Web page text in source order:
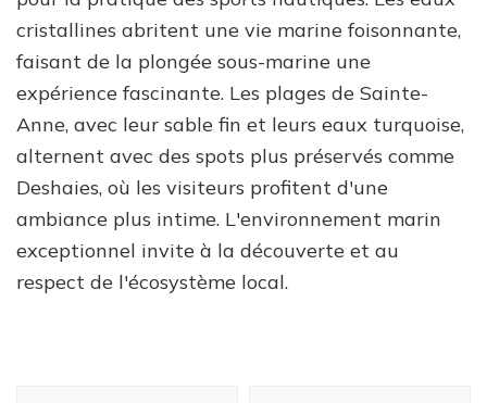
cristallines abritent une vie marine foisonnante,
faisant de la plongée sous-marine une
expérience fascinante. Les plages de Sainte-
Anne, avec leur sable fin et leurs eaux turquoise,
alternent avec des spots plus préservés comme
Deshaies, où les visiteurs profitent d'une
ambiance plus intime. L'environnement marin
exceptionnel invite à la découverte et au
respect de l'écosystème local.